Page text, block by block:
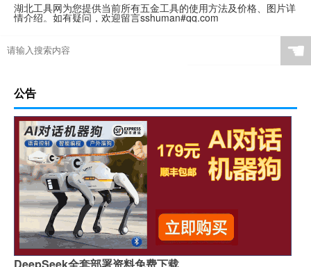
湖北工具网为您提供当前所有五金工具的使用方法及价格、图片详
情介绍。如有疑问，欢迎留言sshuman#qq.com
☚
公告